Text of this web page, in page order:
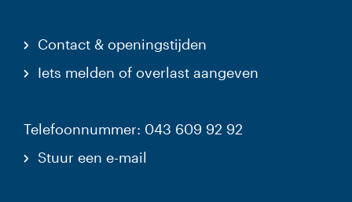
Contact & openingstijden
Iets melden of overlast aangeven
Telefoonnummer: 043 609 92 92
Stuur een e-mail